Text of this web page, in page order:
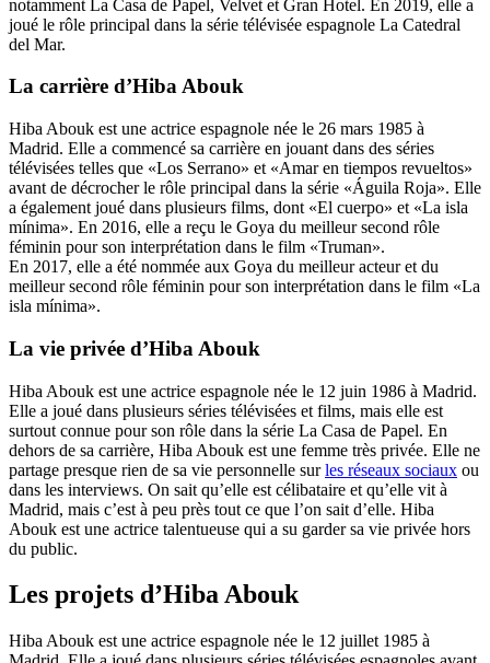
notamment La Casa de Papel, Velvet et Gran Hotel. En 2019, elle a
joué le rôle principal dans la série télévisée espagnole La Catedral
del Mar.
La carrière d’Hiba Abouk
Hiba Abouk est une actrice espagnole née le 26 mars 1985 à
Madrid. Elle a commencé sa carrière en jouant dans des séries
télévisées telles que «Los Serrano» et «Amar en tiempos revueltos»
avant de décrocher le rôle principal dans la série «Águila Roja». Elle
a également joué dans plusieurs films, dont «El cuerpo» et «La isla
mínima». En 2016, elle a reçu le Goya du meilleur second rôle
féminin pour son interprétation dans le film «Truman».
En 2017, elle a été nommée aux Goya du meilleur acteur et du
meilleur second rôle féminin pour son interprétation dans le film «La
isla mínima».
La vie privée d’Hiba Abouk
Hiba Abouk est une actrice espagnole née le 12 juin 1986 à Madrid.
Elle a joué dans plusieurs séries télévisées et films, mais elle est
surtout connue pour son rôle dans la série La Casa de Papel. En
dehors de sa carrière, Hiba Abouk est une femme très privée. Elle ne
partage presque rien de sa vie personnelle surles réseaux sociaux ou
dans les interviews. On sait qu’elle est célibataire et qu’elle vit à
Madrid, mais c’est à peu près tout ce que l’on sait d’elle. Hiba
Abouk est une actrice talentueuse qui a su garder sa vie privée hors
du public.
Les projets d’Hiba Abouk
Hiba Abouk est une actrice espagnole née le 12 juillet 1985 à